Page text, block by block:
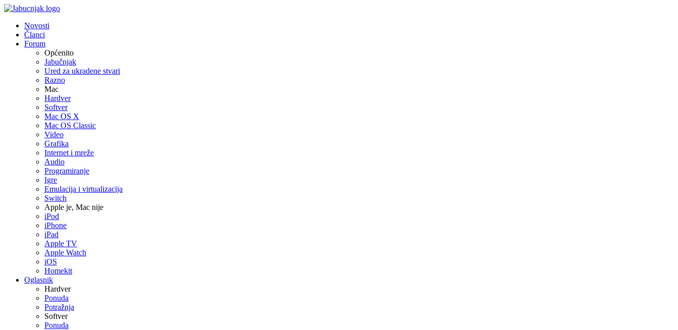
Novosti
Članci
Forum
Općenito
Jabučnjak
Ured za ukradene stvari
Razno
Mac
Hardver
Softver
Mac OS X
Mac OS Classic
Video
Grafika
Internet i mreže
Audio
Programiranje
Igre
Emulacija i virtualizacija
Switch
Apple je, Mac nije
iPod
iPhone
iPad
Apple TV
Apple Watch
iOS
Homekit
Oglasnik
Hardver
Ponuda
Potražnja
Softver
Ponuda